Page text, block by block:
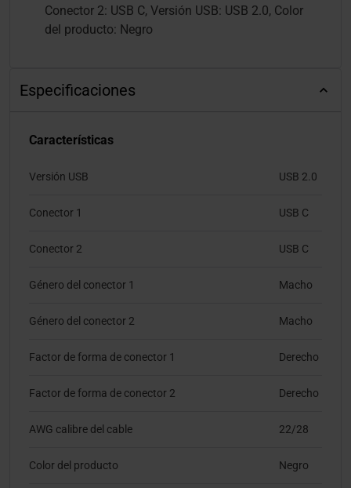
Conector 2: USB C, Versión USB: USB 2.0, Color
del producto: Negro
Especificaciones
Características
Versión USB USB 2.0
Conector 1 USB C
Conector 2 USB C
Género del conector 1 Macho
Género del conector 2 Macho
Factor de forma de conector 1 Derecho
Factor de forma de conector 2 Derecho
AWG calibre del cable 22/28
Color del producto Negro